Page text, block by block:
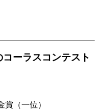
ーラスコンテスト
（一位）